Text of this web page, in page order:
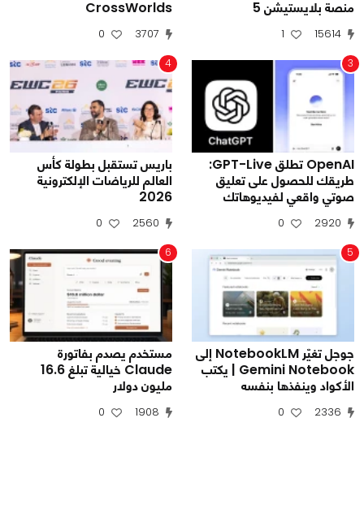
منصة بلايستيشن 5
15614
1
CrossWorlds
3707
0
3
OpenAI تطلق GPT-Live:
طريقك للحصول على تعليق
صوتي واقعي لفيديوهاتك
2920
0
4
باريس تستقبل بطولة كأس
العالم للرياضات الإلكترونية
2026
2560
0
5
جوجل تغيّر NotebookLM إلى
Gemini Notebook | يكتب
الأكواد وينفذها بنفسه
2336
0
6
مستخدم يصدم بفاتورة
Claude خيالية تبلغ 16.6
مليون دولار
1908
0